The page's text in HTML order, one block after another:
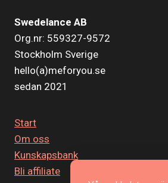
Swedelance AB
Org.nr: 559327-9572
Stockholm Sverige
hello(a)meforyou.se
sedan 2021
Start
Om oss
Kunskapsbank
Bli affiliate